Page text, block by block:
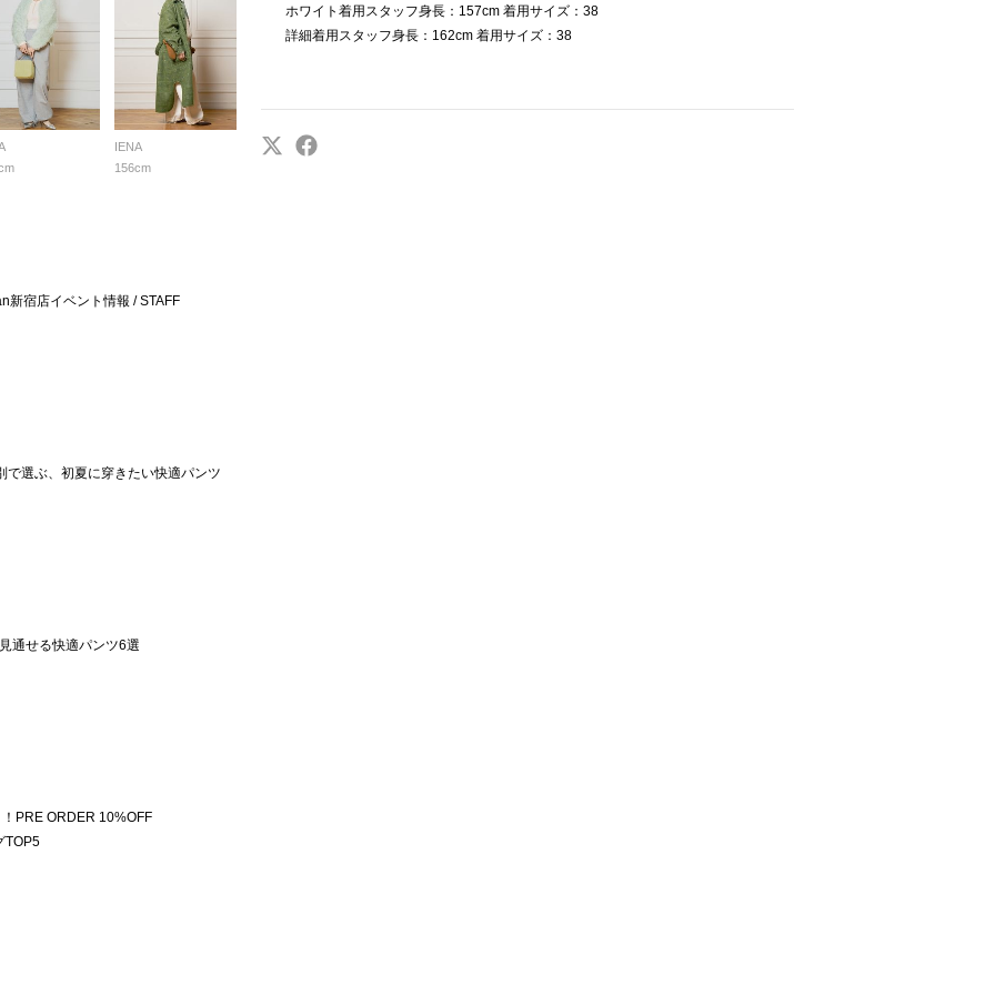
IENA
156cm
新宿店イベント情報 / STAFF
で選ぶ、初夏に穿きたい快適パンツ
通せる快適パンツ6選
PRE ORDER 10%OFF
TOP5
ホワイト着用スタッフ身長：157cm 着用サイズ：38
詳細着用スタッフ身長：162cm 着用サイズ：38